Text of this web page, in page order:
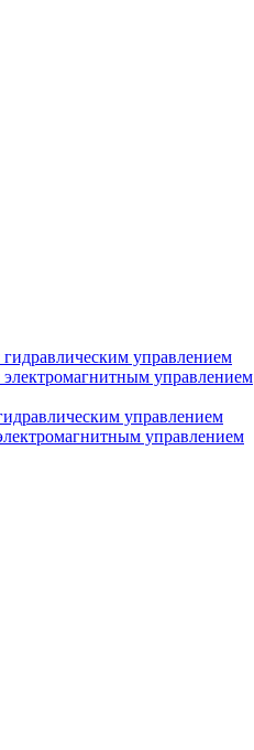
управлением
управлением
управлением
управлением